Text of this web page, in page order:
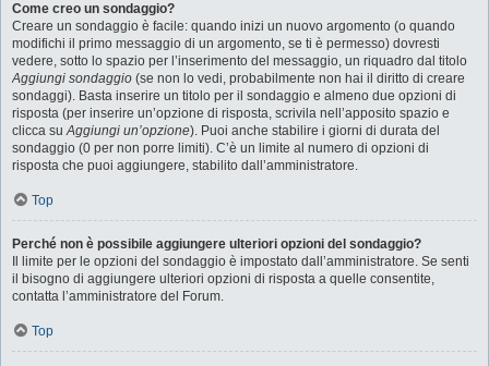
Come creo un sondaggio?
Creare un sondaggio è facile: quando inizi un nuovo argomento (o quando
modifichi il primo messaggio di un argomento, se ti è permesso) dovresti
vedere, sotto lo spazio per l’inserimento del messaggio, un riquadro dal titolo
Aggiungi sondaggio (se non lo vedi, probabilmente non hai il diritto di creare
sondaggi). Basta inserire un titolo per il sondaggio e almeno due opzioni di
risposta (per inserire un’opzione di risposta, scrivila nell’apposito spazio e
clicca suAggiungi un’opzione). Puoi anche stabilire i giorni di durata del
sondaggio (0 per non porre limiti). C’è un limite al numero di opzioni di
risposta che puoi aggiungere, stabilito dall’amministratore.
Top
Perché non è possibile aggiungere ulteriori opzioni del sondaggio?
Il limite per le opzioni del sondaggio è impostato dall’amministratore. Se senti
il bisogno di aggiungere ulteriori opzioni di risposta a quelle consentite,
contatta l’amministratore del Forum.
Top